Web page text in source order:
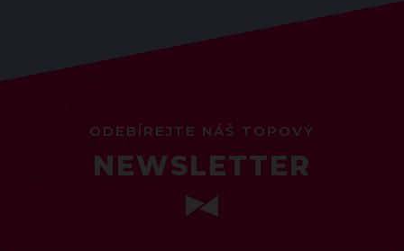
ODEBÍREJTE NÁŠ TOPOVÝ
NEWSLETTER